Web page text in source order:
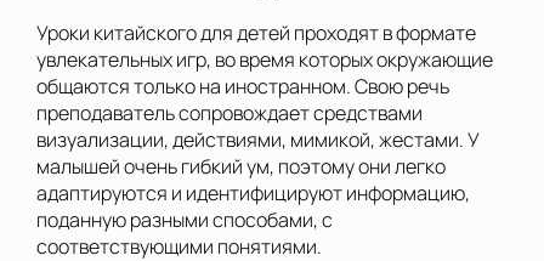
Уроки китайского для детей проходят в формате
увлекательных игр, во время которых окружающие
общаются только на иностранном. Свою речь
преподаватель сопровождает средствами
визуализации, действиями, мимикой, жестами. У
малышей очень гибкий ум, поэтому они легко
адаптируются и идентифицируют информацию,
поданную разными способами, с
соответствующими понятиями.